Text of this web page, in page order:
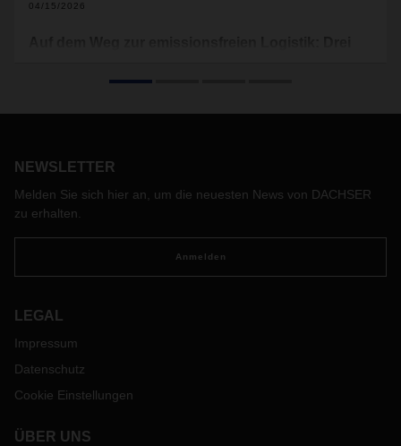
04/15/2026
spricht CDO Stefan Hohm über die Integration von
unternehmerischen Verantwortung ist. Wir haben ihm drei
NEWSLETTER
Melden Sie sich hier an, um die neuesten News von DACHSER
zu erhalten.
Anmelden
LEGAL
Impressum
Datenschutz
Cookie Einstellungen
ÜBER UNS